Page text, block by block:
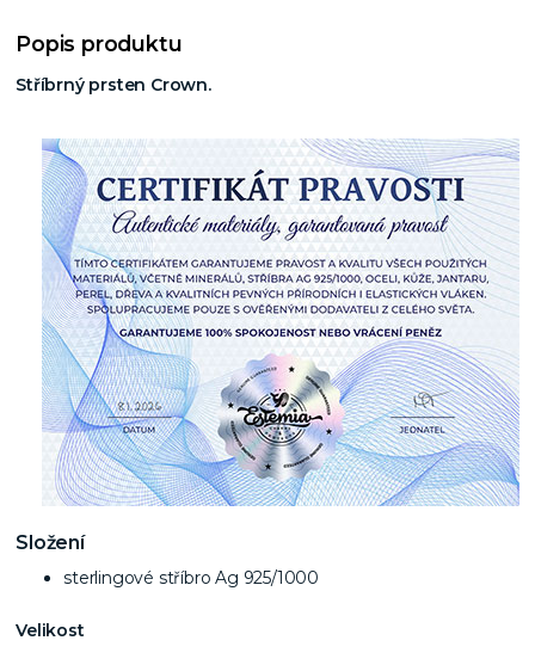
Popis produktu
Stříbrný prsten Crown.
Složení
sterlingové stříbro Ag 925/1000
Velikost